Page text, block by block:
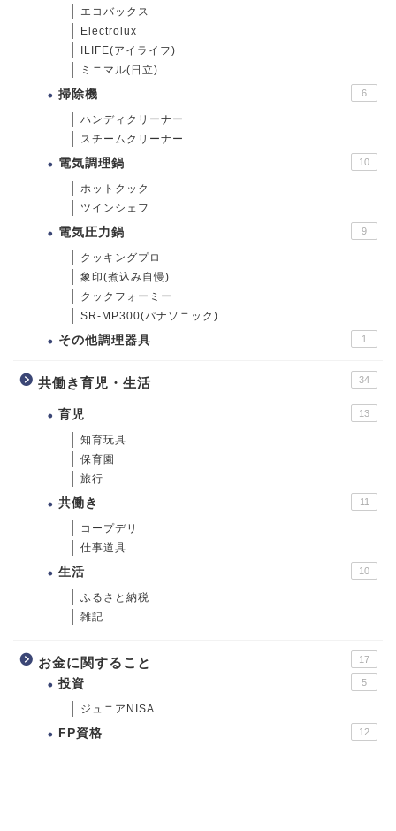
エコバックス
Electrolux
ILIFE(アイライフ)
ミニマル(日立)
掃除機 6
ハンディクリーナー
スチームクリーナー
電気調理鍋 10
ホットクック
ツインシェフ
電気圧力鍋 9
クッキングプロ
象印(煮込み自慢)
クックフォーミー
SR-MP300(パナソニック)
その他調理器具 1
共働き育児・生活 34
育児 13
知育玩具
保育園
旅行
共働き 11
コープデリ
仕事道具
生活 10
ふるさと納税
雑記
お金に関すること 17
投資 5
ジュニアNISA
FP資格 12